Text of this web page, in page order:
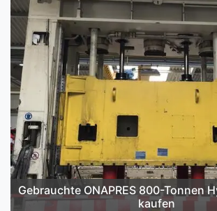
Gebrauchte ONAPRES 800-Tonnen
kaufen